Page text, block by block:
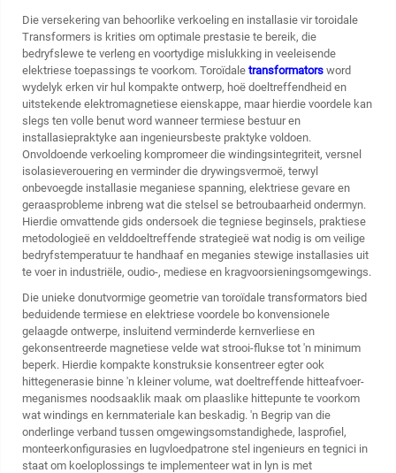
Die versekering van behoorlike verkoeling en installasie virtoroidale
Transformers is krities om optimale prestasie te bereik, die
bedryfslewe te verleng en voortydige mislukking in veeleisende
elektriese toepassings te voorkom. Toroïdale transformators word
wydelyk erken vir hul kompakte ontwerp, hoë doeltreffendheid en
uitstekende elektromagnetiese eienskappe, maar hierdie voordele kan
slegs ten volle benut word wanneer termiese bestuur en
installasiepraktyke aan ingenieursbeste praktyke voldoen.
Onvoldoende verkoeling kompromeer die windingsintegriteit, versnel
isolasieverouering en verminder die drywingsvermoë, terwyl
onbevoegde installasie meganiese spanning, elektriese gevare en
geraasprobleme inbreng wat die stelsel se betroubaarheid ondermyn.
Hierdie omvattende gids ondersoek die tegniese beginsels, praktiese
metodologieë en velddoeltreffende strategieë wat nodig is om veilige
bedryfstemperatuur te handhaaf en meganies stewige installasies uit
te voer in industriële, oudio-, mediese en kragvoorsieningsomgewings.
Die unieke donutvormige geometrie van toroïdale transformators bied
beduidende termiese en elektriese voordele bo konvensionele
gelaagde ontwerpe, insluitend verminderde kernverliese en
gekonsentreerde magnetiese velde wat strooi-flukse tot 'n minimum
beperk. Hierdie kompakte konstruksie konsentreer egter ook
hittegenerasie binne 'n kleiner volume, wat doeltreffende hitteafvoer-
meganismes noodsaaklik maak om plaaslike hittepunte te voorkom
wat windings en kernmateriale kan beskadig. 'n Begrip van die
onderlinge verband tussen omgewingsomstandighede, lasprofiel,
monteerkonfigurasies en lugvloedpatrone stel ingenieurs en tegnici in
staat om koeloplossings te implementeer wat in lyn is met